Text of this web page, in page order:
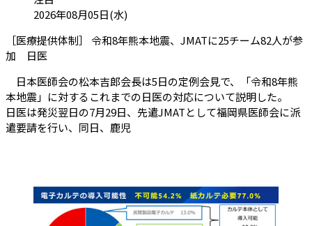
投稿日:2026年08月05日(水)
［医療提供体制］ 令和8年熊本地震、JMATに25チーム82人が参
加 日医
日本医師会の松本吉郎会長は5日の定例会見で、「令和8年熊
本地震」に対するこれまでの日医の対応について説明した。
日医は発災翌日の7月29日、先遣JMATとして福岡県医師会に派
遣要請を行い、同日、鹿児